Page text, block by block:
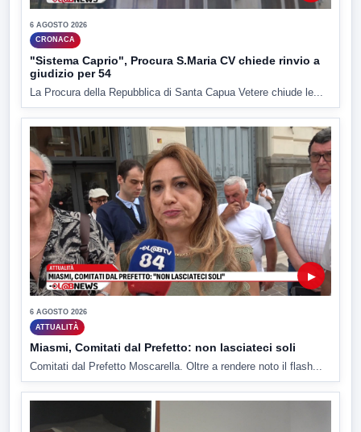
6 AGOSTO 2026
CRONACA
"Sistema Caprio", Procura S.Maria CV chiede rinvio a
giudizio per 54
La Procura della Repubblica di Santa Capua Vetere chiude le...
▶
6 AGOSTO 2026
ATTUALITÀ
Miasmi, Comitati dal Prefetto: non lasciateci soli
Comitati dal Prefetto Moscarella. Oltre a rendere noto il flash...